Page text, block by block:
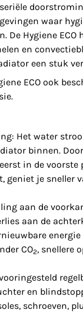
waar
De Hygiene ECO
en
een stuk
ECO ook
Het water
binnen.
in de voorste
geniet je sneller
aan de
aan de
energie
CO2, snellere
en
schroeven,